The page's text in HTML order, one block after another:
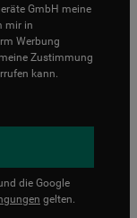
GmbH meine
mir in
Werbung
Zustimmung
kann.
die Google
gelten.